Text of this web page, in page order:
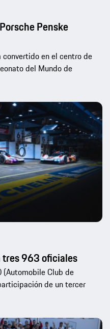
Penske
convertido en el centro de
del Mundo de
tres 963 oficiales
(Automobile Club de
de un tercer